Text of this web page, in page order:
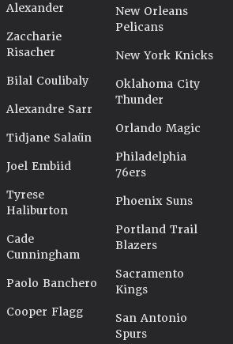
Alexander
Zaccharie
Risacher
Bilal Coulibaly
Alexandre Sarr
Tidjane Salaün
Joel Embiid
Tyrese
Haliburton
Cade
Cunningham
Paolo Banchero
Cooper Flagg
New Orleans
Pelicans
New York Knicks
Oklahoma City
Thunder
Orlando Magic
Philadelphia
76ers
Phoenix Suns
Portland Trail
Blazers
Sacramento
Kings
San Antonio
Spurs